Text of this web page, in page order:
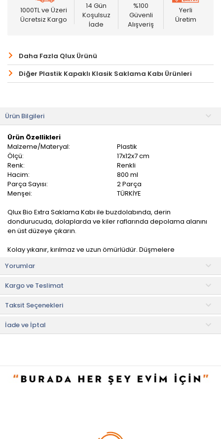
1000TL ve Üzeri
Ücretsiz Kargo
14 Gün
Koşulsuz
İade
%100
Güvenli
Alışveriş
Yerli
Üretim
Daha Fazla Qlux Ürünü
Diğer Plastik Kapaklı Klasik Saklama Kabı Ürünleri
Ürün Bilgileri
Ürün Özellikleri
Malzeme/Materyal:
Plastik
Ölçü:
17x12x7 cm
Renk:
Renkli
Hacim:
800 ml
Parça Sayısı:
2 Parça
Menşei:
TÜRKİYE
Qlux Bio Extra Saklama Kabı ile buzdolabında, derin
dondurucuda, dolaplarda ve kiler raflarında depolama alanını
en üst düzeye çıkarın.
Kolay yıkanır, kırılmaz ve uzun ömürlüdür. Düşmelere
sağlıklıdır.
Ürün İçeriği
• Saklama kabı: 1 adet
• Kapak: 1 adet
Kullanım ve Bakım Bilgileri
• Elde veya bulaşık makinesinde yıkanabilir.
• " Ürün görsellerinde ışık, ortam ve dijital düzenlemelere bağlı
Yorumlar
Kargo ve Teslimat
Taksit Seçenekleri
İade ve İptal